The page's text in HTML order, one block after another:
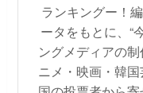
ランキングー！
ータをもとに、“
ングメディアの
ニメ・映画・韓